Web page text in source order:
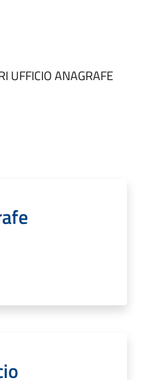
UFFICIO ANAGRAFE